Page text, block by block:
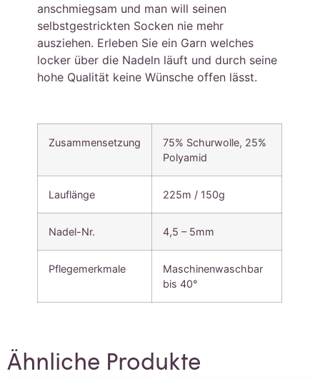
anschmiegsam und man will seinen
selbstgestrickten Socken nie mehr
ausziehen. Erleben Sie ein Garn welches
locker über die Nadeln läuft und durch seine
hohe Qualität keine Wünsche offen lässt.
Zusammensetzung
75% Schurwolle, 25%
Polyamid
Lauflänge 225m / 150g
Nadel-Nr. 4,5 – 5mm
Pflegemerkmale
Maschinenwaschbar
bis 40°
Ähnliche Produkte